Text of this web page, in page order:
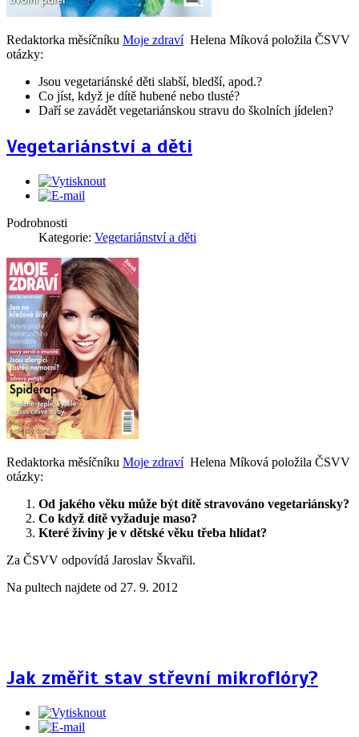
Redaktorka měsíčníku Moje zdravíHelena Míková položila ČSVV
otázky:
Jsou vegetariánské děti slabší, bledší, apod.?
Co jíst, když je dítě hubené nebo tlusté?
Daří se zavádět vegetariánskou stravu do školních jídelen?
Vegetariánství a děti
Podrobnosti
Kategorie: Vegetariánství a děti
Redaktorka měsíčníku Moje zdravíHelena Míková položila ČSVV
otázky:
Od jakého věku může být dítě stravováno vegetariánsky?
Co když dítě vyžaduje maso?
Které živiny je v dětské věku třeba hlídat?
Za ČSVV odpovídá Jaroslav Škvařil.
Na pultech najdete od 27. 9. 2012
Jak změřit stav střevní mikroflóry?